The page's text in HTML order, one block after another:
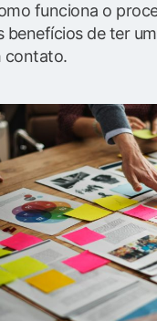
funciona o
benefícios de ter
contato.